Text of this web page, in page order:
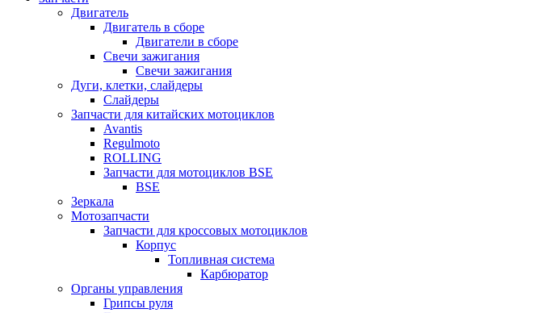
Двигатель
Двигатель в сборе
Двигатели в сборе
Свечи зажигания
Свечи зажигания
Дуги, клетки, слайдеры
Слайдеры
Запчасти для китайских мотоциклов
Avantis
Regulmoto
ROLLING
Запчасти для мотоциклов BSE
BSE
Зеркала
Мотозапчасти
Запчасти для кроссовых мотоциклов
Корпус
Топливная система
Карбюратор
Органы управления
Грипсы руля